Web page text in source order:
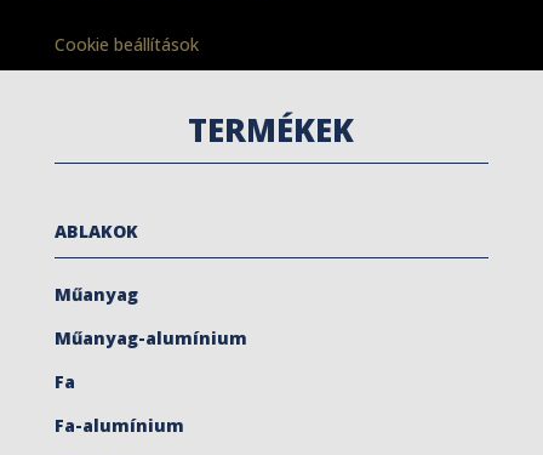
Cookie beállítások
TERMÉKEK
ABLAKOK
Műanyag
Műanyag-alumínium
Fa
Fa-alumínium